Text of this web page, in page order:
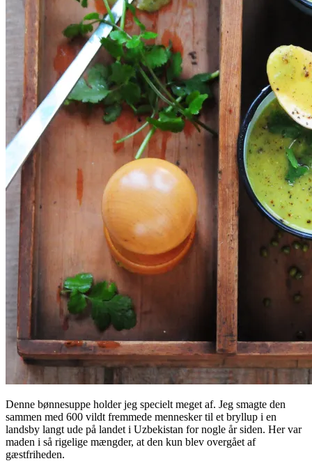
Denne bønnesuppe holder jeg specielt meget af. Jeg smagte den
sammen med 600 vildt fremmede mennesker til et bryllup i en
landsby langt ude på landet i Uzbekistan for nogle år siden. Her var
maden i så rigelige mængder, at den kun blev overgået af
gæstfriheden.